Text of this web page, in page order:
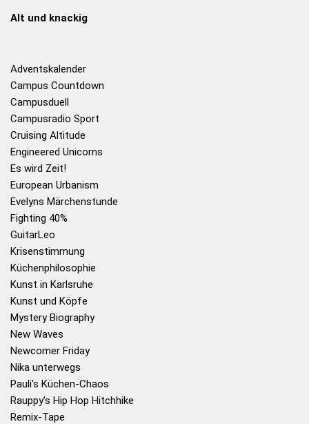
Alt und knackig
Adventskalender
Campus Countdown
Campusduell
Campusradio Sport
Cruising Altitude
Engineered Unicorns
Es wird Zeit!
European Urbanism
Evelyns Märchenstunde
Fighting 40%
GuitarLeo
Krisenstimmung
Küchenphilosophie
Kunst in Karlsruhe
Kunst und Köpfe
Mystery Biography
New Waves
Newcomer Friday
Nika unterwegs
Pauli's Küchen-Chaos
Rauppy’s Hip Hop Hitchhike
Remix-Tape